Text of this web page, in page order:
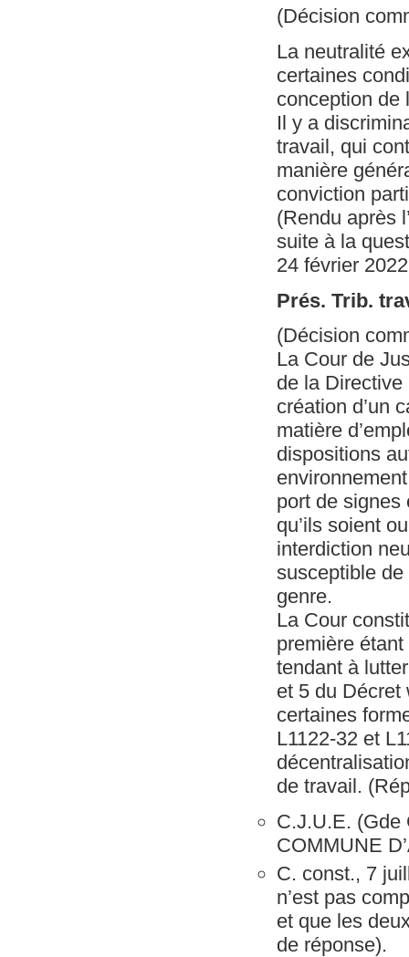
(Décision
La neutralité
certaines
conception de
Il y a
travail, qui
manière
conviction
(Rendu après
suite à la
24 février
Prés. Trib.
(Décision
La Cour de
de la Directive
création d’un
matière
dispositions
port de signes
qu’ils soient
interdiction
susceptible
genre.
La Cour
première
tendant à
et 5 du Décret
certaines
L1122-32 et
de travail.
C.J.U.E. (Gde
COMMUNE
C. const., 7
n’est pas
et que les
de réponse).